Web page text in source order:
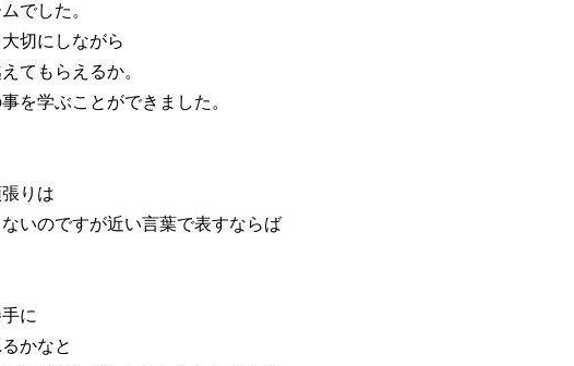
でした。
切にしながら
てもらえるか。
を学ぶことができました。
りは
いのですが近い言葉で表すならば
に
かなと